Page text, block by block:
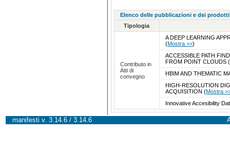
Elenco delle pubblicazioni e dei
Tipologia
Contributo in
Atti di
convegno
A DEEP LEARNING
(Mostra >>)
ACCESSIBLE PATH
FROM POINT CLOUDS(
HBIM AND THEMATIC
HIGH-RESOLUTION
ACQUISITION(Mostra
Innovative Accesibility
manifesti v. 3.14.6 / 3.14.6